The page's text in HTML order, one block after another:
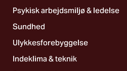
Psykisk arbejdsmiljø & ledelse
Sundhed
Ulykkesforebyggelse
Indeklima & teknik